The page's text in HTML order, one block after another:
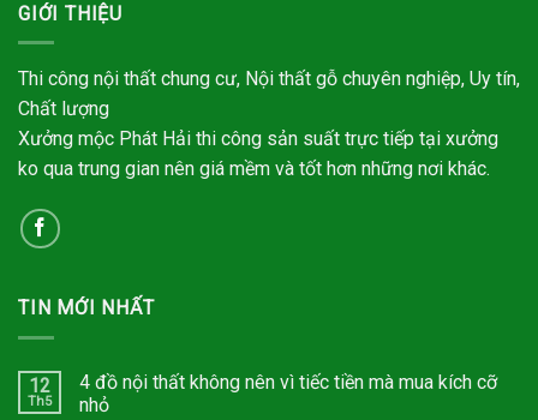
GIỚI THIỆU
Thi công nội thất chung cư, Nội thất gỗ chuyên nghiệp, Uy tín,
Chất lượng
Xưởng mộc Phát Hải thi công sản suất trực tiếp tại xưởng
ko qua trung gian nên giá mềm và tốt hơn những nơi khác.
TIN MỚI NHẤT
12
Th5
4 đồ nội thất không nên vì tiếc tiền mà mua kích cỡ
nhỏ